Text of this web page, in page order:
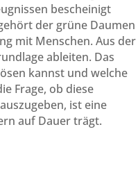
bescheinigt
der grüne Daumen
mit Menschen. Aus der
ableiten. Das
kannst und welche
Frage, ob diese
ist eine
auf Dauer trägt.